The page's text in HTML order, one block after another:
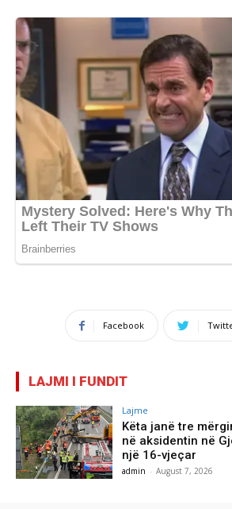
Facebook
LAJMI I FUNDIT
Lajme
Këta janë tre
në aksidentin në
një 16-vjeçar
admin - August 7, 2026